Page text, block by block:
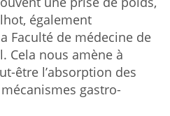
également
Faculté de médecine de
Cela nous amène à
être l’absorption des
gastro-